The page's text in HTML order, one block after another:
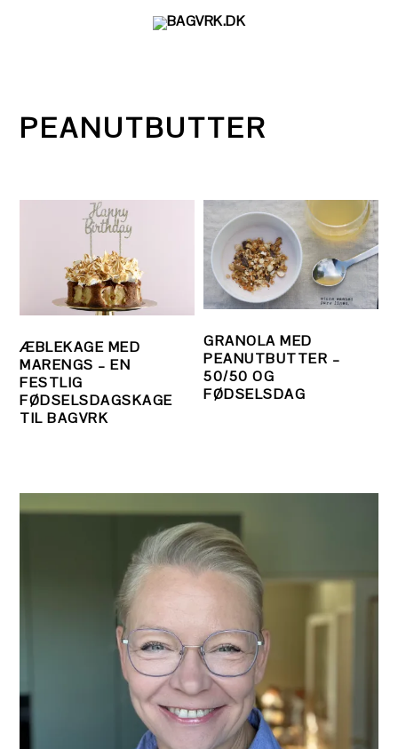
PEANUTBUTTER
ÆBLEKAGE MED
MARENGS – EN
FESTLIG
FØDSELSDAGSKAGE
TIL BAGVRK
GRANOLA MED
PEANUTBUTTER –
50/50 OG
FØDSELSDAG
PRIMÆR